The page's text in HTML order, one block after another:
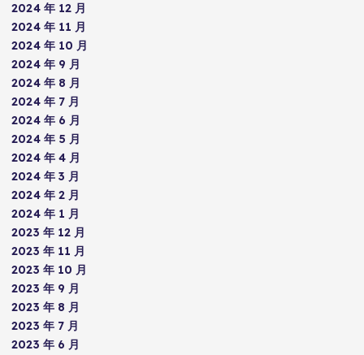
2024 年 12 月
2024 年 11 月
2024 年 10 月
2024 年 9 月
2024 年 8 月
2024 年 7 月
2024 年 6 月
2024 年 5 月
2024 年 4 月
2024 年 3 月
2024 年 2 月
2024 年 1 月
2023 年 12 月
2023 年 11 月
2023 年 10 月
2023 年 9 月
2023 年 8 月
2023 年 7 月
2023 年 6 月